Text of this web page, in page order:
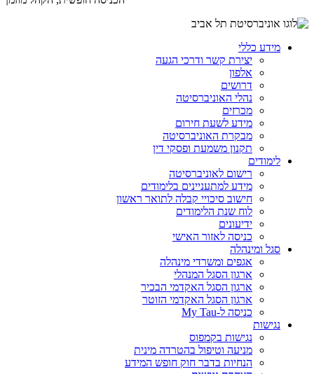
מידע כללי
יצירת קשר ודרכי הגעה
אלפון
דרושים
נהלי האוניברסיטה
מכרזים
מידע לשעת חירום
מבקרת האוניברסיטה
תקנון משמעת ופסקי דין
לימודים
רישום לאוניברסיטה
מידע למתעניינים בלימודים
חישוב סיכויי קבלה לתואר ראשון
לוח שנת הלימודים
ידיעונים
כניסה לאזור האישי
סגל ומינהלה
אגפים ומשרדי מינהלה
ארגון הסגל המנהלי
ארגון הסגל האקדמי הבכיר
ארגון הסגל האקדמי הזוטר
כניסה ל-My Tau
נגישות
נגישות בקמפוס
מניעה וטיפול בהטרדה מינית
הנחיות בדבר חוק חופש המידע